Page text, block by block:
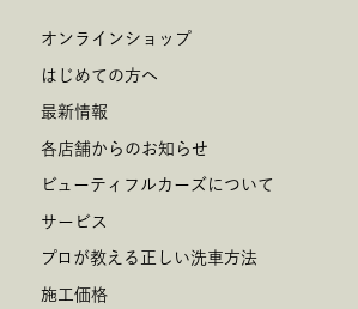
オンラインショップ
はじめての方へ
最新情報
各店舗からのお知らせ
ビューティフルカーズについて
サービス
プロが教える正しい洗車方法
施工価格